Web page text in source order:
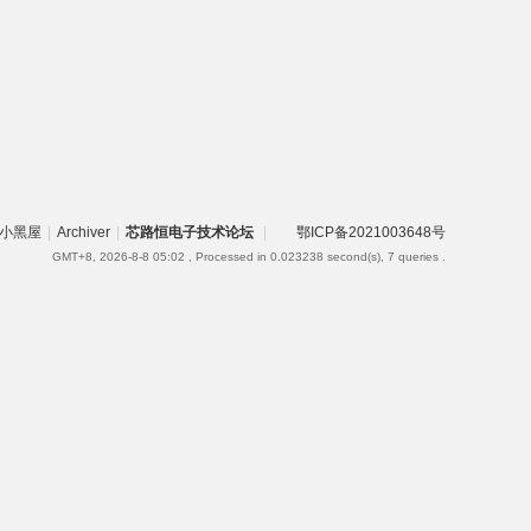
小黑屋 | Archiver | 芯路恒电子技术论坛 | 鄂ICP备2021003648号
GMT+8, 2026-8-8 05:02 , Processed in 0.023238 second(s), 7 queries .